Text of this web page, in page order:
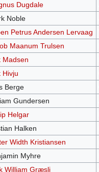
Dugdale
Noble
Petrus Andersen Lervaag
Maanum Trulsen
Madsen
Hivju
Berge
Gundersen
Helgar
Halken
Width Kristiansen
Myhre
William Græsli